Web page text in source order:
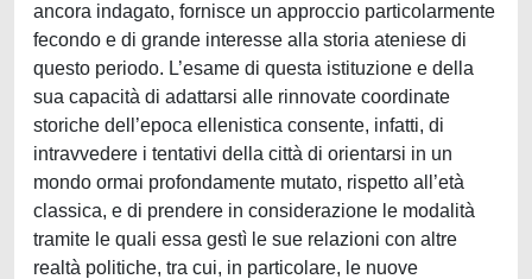
ancora indagato, fornisce un approccio particolarmente
fecondo e di grande interesse alla storia ateniese di
questo periodo. L’esame di questa istituzione e della
sua capacità di adattarsi alle rinnovate coordinate
storiche dell’epoca ellenistica consente, infatti, di
intravvedere i tentativi della città di orientarsi in un
mondo ormai profondamente mutato, rispetto all’età
classica, e di prendere in considerazione le modalità
tramite le quali essa gestì le sue relazioni con altre
realtà politiche, tra cui, in particolare, le nuove